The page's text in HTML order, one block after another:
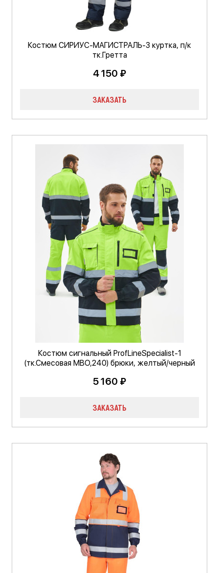
Костюм СИРИУС-МАГИСТРАЛЬ-3 куртка, п/к
тк.Гретта
4 150 ₽
ЗАКАЗАТЬ
Костюм сигнальный ProfLineSpecialist-1
(тк.Смесовая МВО,240) брюки, желтый/черный
5 160 ₽
ЗАКАЗАТЬ